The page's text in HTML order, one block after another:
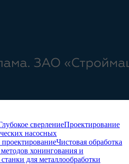
сверлениеПроектирование
насосных
Чистовая обработка
хонингования и
для металлообработки